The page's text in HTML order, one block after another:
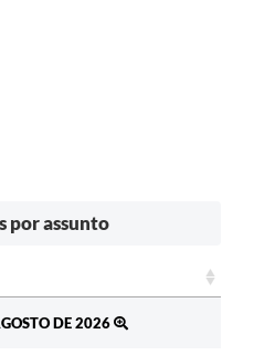
por assunto
DE 2026